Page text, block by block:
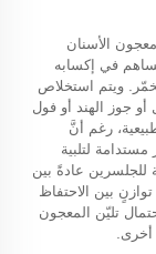
الأسنان
في إكسابه
ويتم استخلاص
جوز الهند أو فول
رغم أنَّ
لتلبية
للجلسرين عادةً بين
توازنٍ بين الاحتفاظ
تليّن المعجون
أخرى.